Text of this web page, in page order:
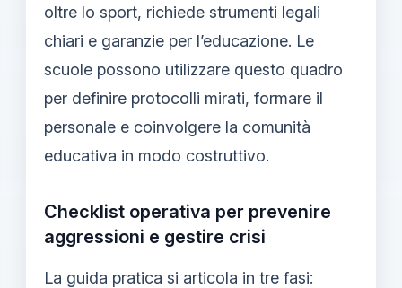
oltre lo sport, richiede strumenti legali
chiari e garanzie per l’educazione. Le
scuole possono utilizzare questo quadro
per definire protocolli mirati, formare il
personale e coinvolgere la comunità
educativa in modo costruttivo.
Checklist operativa per prevenire
aggressioni e gestire crisi
La guida pratica si articola in tre fasi: